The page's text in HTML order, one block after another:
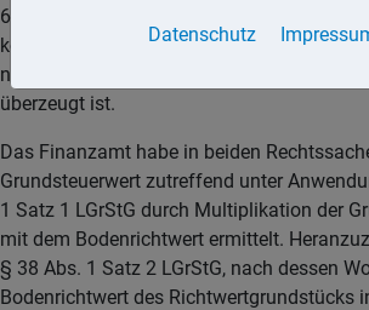
68 Abs. 1 Nr. 3 der Landesverfassung
kommt nach den Urteilen des BFH nicht in
nicht von der Verfassungswidrigkeit des
überzeugt ist.
Das Finanzamt habe in beiden
Grundsteuerwert zutreffend unter
1 Satz 1 LGrStG durch Multiplikation der
mit dem Bodenrichtwert ermittelt.
§ 38 Abs. 1 Satz 2 LGrStG, nach dessen
Bodenrichtwert des Richtwertgrundstücks
Datenschutz